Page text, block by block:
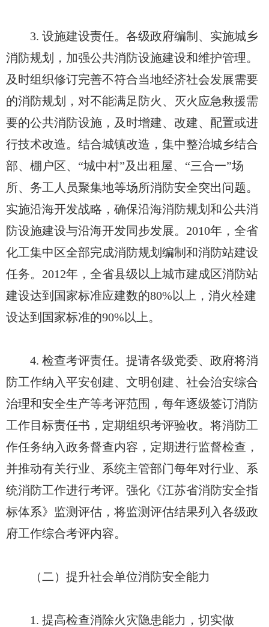
3. 设施建设责任。各级政府编制、实施城乡
消防规划，加强公共消防设施建设和维护管理。
及时组织修订完善不符合当地经济社会发展需要
的消防规划，对不能满足防火、灭火应急救援需
要的公共消防设施，及时增建、改建、配置或进
行技术改造。结合城镇改造，集中整治城乡结合
部、棚户区、“城中村”及出租屋、“三合一”场
所、务工人员聚集地等场所消防安全突出问题。
实施沿海开发战略，确保沿海消防规划和公共消
防设施建设与沿海开发同步发展。2010年，全省
化工集中区全部完成消防规划编制和消防站建设
任务。2012年，全省县级以上城市建成区消防站
建设达到国家标准应建数的80%以上，消火栓建
设达到国家标准的90%以上。
4. 检查考评责任。提请各级党委、政府将消
防工作纳入平安创建、文明创建、社会治安综合
治理和安全生产等考评范围，每年逐级签订消防
工作目标责任书，定期组织考评验收。将消防工
作任务纳入政务督查内容，定期进行监督检查，
并推动有关行业、系统主管部门每年对行业、系
统消防工作进行考评。强化《江苏省消防安全指
标体系》监测评估，将监测评估结果列入各级政
府工作综合考评内容。
（二）提升社会单位消防安全能力
1. 提高检查消除火灾隐患能力，切实做